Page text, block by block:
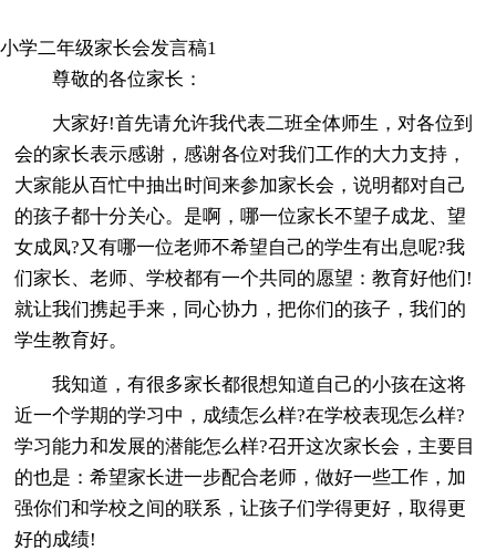
小学二年级家长会发言稿1
尊敬的各位家长：
大家好!首先请允许我代表二班全体师生，对各位到
会的家长表示感谢，感谢各位对我们工作的大力支持，
大家能从百忙中抽出时间来参加家长会，说明都对自己
的孩子都十分关心。是啊，哪一位家长不望子成龙、望
女成凤?又有哪一位老师不希望自己的学生有出息呢?我
们家长、老师、学校都有一个共同的愿望：教育好他们!
就让我们携起手来，同心协力，把你们的孩子，我们的
学生教育好。
我知道，有很多家长都很想知道自己的小孩在这将
近一个学期的学习中，成绩怎么样?在学校表现怎么样?
学习能力和发展的潜能怎么样?召开这次家长会，主要目
的也是：希望家长进一步配合老师，做好一些工作，加
强你们和学校之间的联系，让孩子们学得更好，取得更
好的成绩!